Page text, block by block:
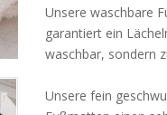
Unsere waschbare
garantiert ein
waschbar, sondern
Unsere fein